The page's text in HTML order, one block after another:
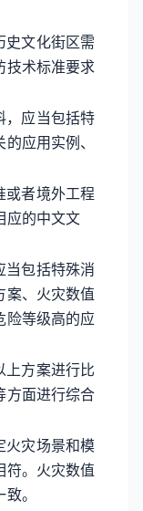
史文化街区需
技术标准要求
，应当包括特
应用实例、
或者境外工程
应的中文文
包括特殊消
案、火灾数值
险等级高的应
上方案进行比
方面进行综合
火灾场景和模
符。火灾数值
。